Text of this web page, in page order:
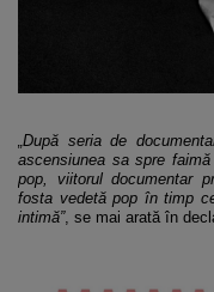
„După seria de
ascensiunea sa spre
pop, viitorul documentar
fosta vedetă pop în timp
intimă”, se mai arată în